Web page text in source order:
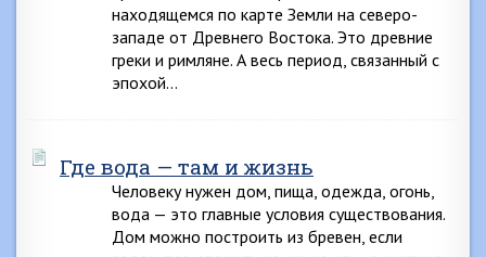
находящемся по карте Земли на северо-
западе от Древнего Востока. Это древние
греки и римляне. А весь период, связанный с
эпохой…
Где вода — там и жизнь
Человеку нужен дом, пища, одежда, огонь,
вода — это главные условия существования.
Дом можно построить из бревен, если